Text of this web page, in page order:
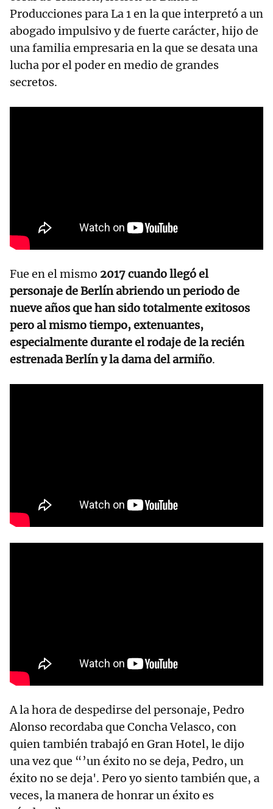
Producciones para La 1 en la que interpretó a un
abogado impulsivo y de fuerte carácter, hijo de
una familia empresaria en la que se desata una
lucha por el poder en medio de grandes
secretos.
Fue en el mismo 2017 cuando llegó el
personaje de Berlín abriendo un periodo de
nueve años que han sido totalmente exitosos
pero al mismo tiempo, extenuantes,
especialmente durante el rodaje de la recién
estrenada Berlín y la dama del armiño.
A la hora de despedirse del personaje, Pedro
Alonso recordaba que Concha Velasco, con
quien también trabajó en Gran Hotel, le dijo
una vez que “’un éxito no se deja, Pedro, un
éxito no se deja'. Pero yo siento también que, a
veces, la manera de honrar un éxito es